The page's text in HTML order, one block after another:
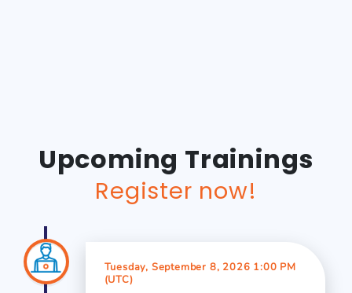
Upcoming Trainings
Register now!
Tuesday, September 8, 2026 1:00 PM
(UTC)